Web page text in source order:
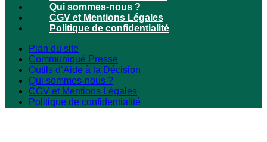
Qui sommes-nous ?
CGV et Mentions Légales
Politique de confidentialité
Plan du site
Communiqué Presse
Outils d’Aide à la Décision
Qui sommes-nous ?
CGV et Mentions Légales
Politique de confidentialité